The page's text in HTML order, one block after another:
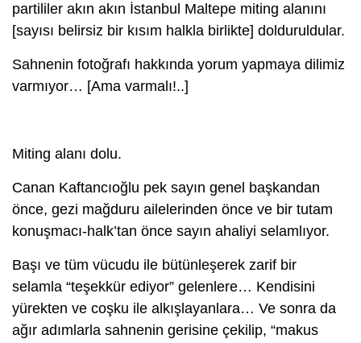
partililer akın akın İstanbul Maltepe miting alanını
[sayısı belirsiz bir kısım halkla birlikte] dolduruldular.
Sahnenin fotoğrafı hakkında yorum yapmaya dilimiz
varmıyor… [Ama varmalı!..]
Miting alanı dolu.
Canan Kaftancıoğlu pek sayın genel başkandan
önce, gezi mağduru ailelerinden önce ve bir tutam
konuşmacı-halk’tan önce sayın ahaliyi selamlıyor.
Başı ve tüm vücudu ile bütünleşerek zarif bir
selamla “teşekkür ediyor” gelenlere… Kendisini
yürekten ve coşku ile alkışlayanlara… Ve sonra da
ağır adımlarla sahnenin gerisine çekilip, “makus